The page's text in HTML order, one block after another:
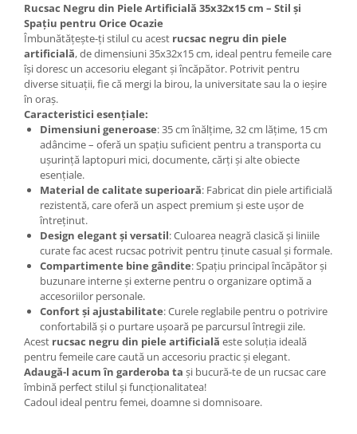
Rucsac Negru din Piele Artificială 35x32x15 cm – Stil și
Spațiu pentru Orice Ocazie
Îmbunătățește-ți stilul cu acest rucsac negru din piele
artificială, de dimensiuni 35x32x15 cm, ideal pentru femeile care
își doresc un accesoriu elegant și încăpător. Potrivit pentru
diverse situații, fie că mergi la birou, la universitate sau la o ieșire
în oraș.
Caracteristici esențiale:
Dimensiuni generoase: 35 cm înălțime, 32 cm lățime, 15 cm
adâncime – oferă un spațiu suficient pentru a transporta cu
ușurință laptopuri mici, documente, cărți și alte obiecte
esențiale.
Material de calitate superioară: Fabricat din piele artificială
rezistentă, care oferă un aspect premium și este ușor de
întreținut.
Design elegant și versatil: Culoarea neagră clasică și liniile
curate fac acest rucsac potrivit pentru ținute casual și formale.
Compartimente bine gândite: Spațiu principal încăpător și
buzunare interne și externe pentru o organizare optimă a
accesoriilor personale.
Confort și ajustabilitate: Curele reglabile pentru o potrivire
confortabilă și o purtare ușoară pe parcursul întregii zile.
Acest rucsac negru din piele artificială este soluția ideală
pentru femeile care caută un accesoriu practic și elegant.
Adaugă-l acum în garderoba ta și bucură-te de un rucsac care
îmbină perfect stilul și funcționalitatea!
Cadoul ideal pentru femei, doamne si domnisoare.